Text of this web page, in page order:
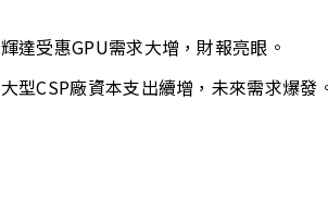
輝達受惠GPU需求大增，財報亮眼。
大型CSP廠資本支出續增，未來需求爆發